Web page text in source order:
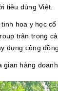
tiêu dùng Việt.
hoa y học
trân trọng
cộng
hàng